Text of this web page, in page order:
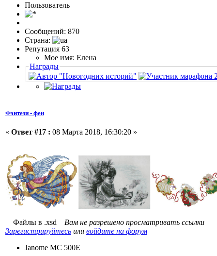
Пользовaтeль
Сообщений: 870
Страна:
Репутация 63
Мое имя: Елена
Награды
Фэнтези - феи
« Ответ #17 : 08 Марта 2018, 16:30:20 »
Файлы в .xsd Вам не разрешено просматривать ссылки
Зарегистрируйтесь или войдите на форум
Janome MC 500E